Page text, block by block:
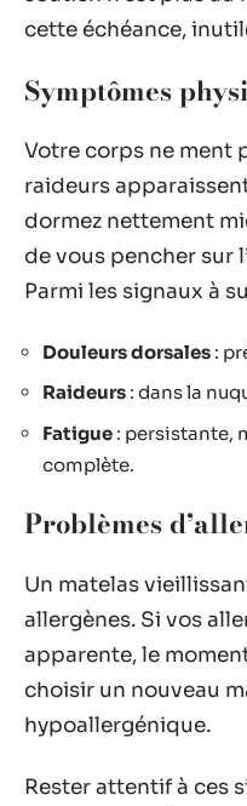
cette échéance,
Symptômes
Votre corps ne ment
raideurs
dormez nettement
de vous pencher sur
Parmi les signaux à
Douleurs dorsales :
Raideurs : dans la
Fatigue : persistante,
complète.
Problèmes
Un matelas
allergènes. Si vos
apparente, le
choisir un nouveau
hypoallergénique.
Rester attentif à ces